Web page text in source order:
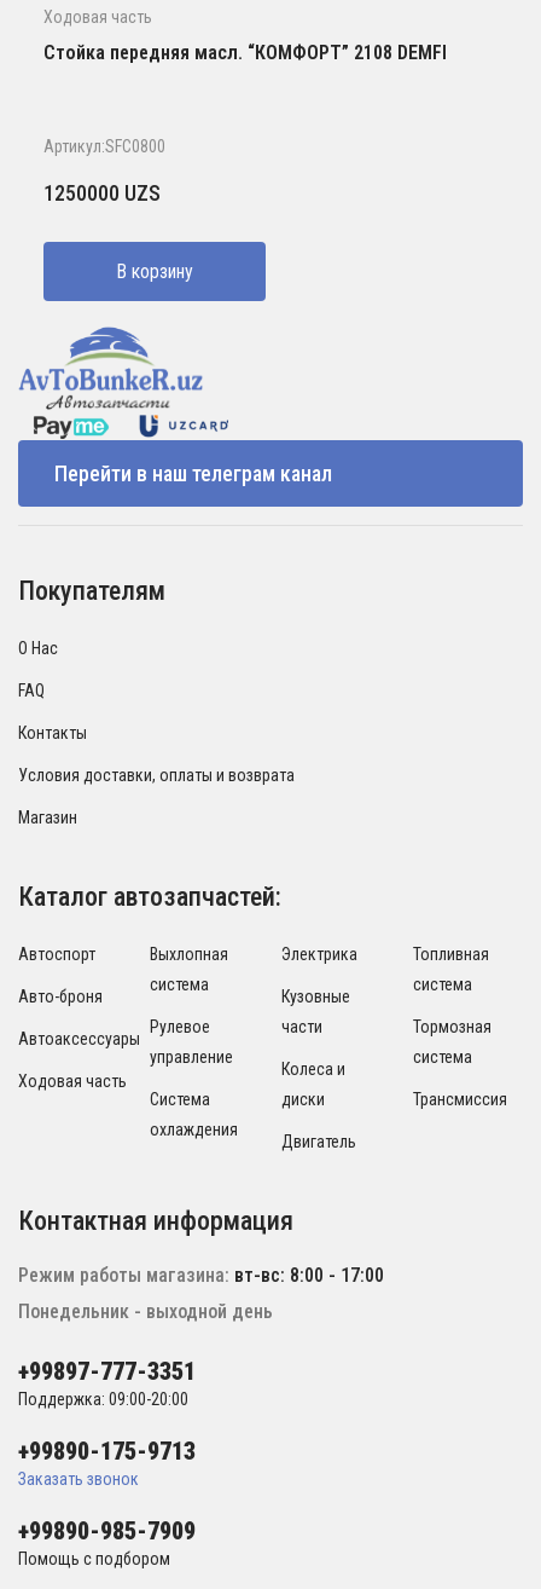
Ходовая часть
Стойка передняя масл. “КОМФОРТ” 2108 DEMFI
Артикул:SFC0800
1250000 UZS
В корзину
Перейти в наш телеграм канал
Покупателям
О Нас
FAQ
Контакты
Условия доставки, оплаты и возврата
Магазин
Каталог автозапчастей:
Автоспорт
Авто-броня
Автоаксессуары
Ходовая часть
Выхлопная
система
Рулевое
управление
Система
охлаждения
Электрика
Кузовные
части
Колеса и
диски
Двигатель
Топливная
система
Тормозная
система
Трансмиссия
Контактная информация
Режим работы магазина: вт-вс: 8:00 - 17:00
Понедельник - выходной день
+99897-777-3351
Поддержка: 09:00-20:00
+99890-175-9713
Заказать звонок
+99890-985-7909
Помощь с подбором